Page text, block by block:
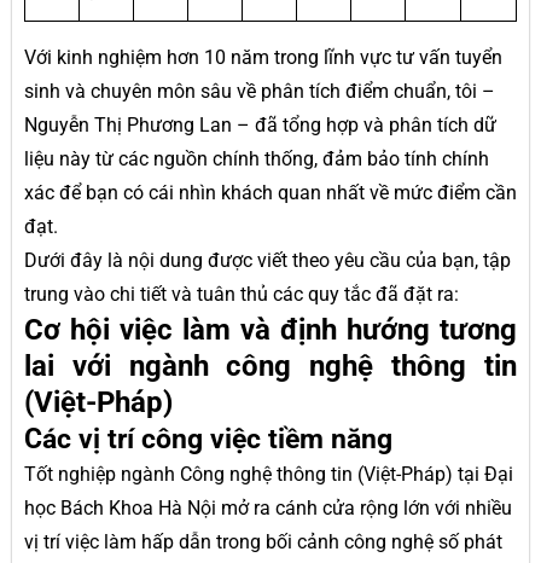
Với kinh nghiệm hơn 10 năm trong lĩnh vực tư vấn tuyển
sinh và chuyên môn sâu về phân tích điểm chuẩn, tôi –
Nguyễn Thị Phương Lan – đã tổng hợp và phân tích dữ
liệu này từ các nguồn chính thống, đảm bảo tính chính
xác để bạn có cái nhìn khách quan nhất về mức điểm cần
đạt.
Dưới đây là nội dung được viết theo yêu cầu của bạn, tập
trung vào chi tiết và tuân thủ các quy tắc đã đặt ra:
Cơ hội việc làm và định hướng tương
lai với ngành công nghệ thông tin
(Việt-Pháp)
Các vị trí công việc tiềm năng
Tốt nghiệp ngành Công nghệ thông tin (Việt-Pháp) tại Đại
học Bách Khoa Hà Nội mở ra cánh cửa rộng lớn với nhiều
vị trí việc làm hấp dẫn trong bối cảnh công nghệ số phát